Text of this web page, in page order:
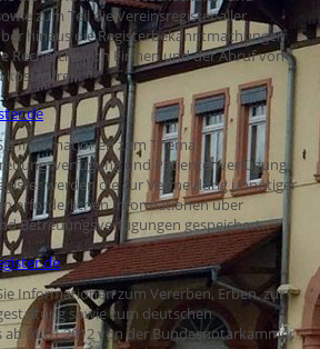
zum Teil die Vereinsregister aller
hinaus die Registerbekanntmachungen
Recherche von Firmen und der Abruf von
kostenfrei.
Informationen zum Thema
und Patientenverfügung.
werden die zur Vermeidung unnötiger
erforderlichen Informationen über
Betreuungsverfügungen gespeichert.
Informationen zum Vererben, Erben, zur
sowie zum deutschen
01.01.2012 von der Bundesnotarkammer